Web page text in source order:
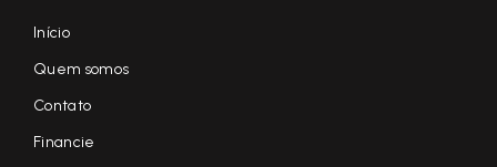
Início
Quem somos
Contato
Financie